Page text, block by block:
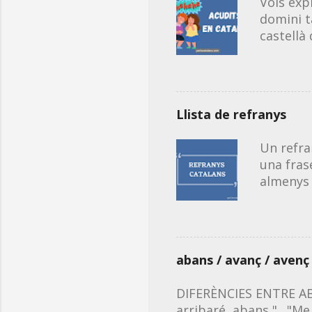
domini
castellà
Acudits
en
Llista de refranys
Un
una
solució.
Si vols,
abans / avanç / avenç
DIFERÈNCIES